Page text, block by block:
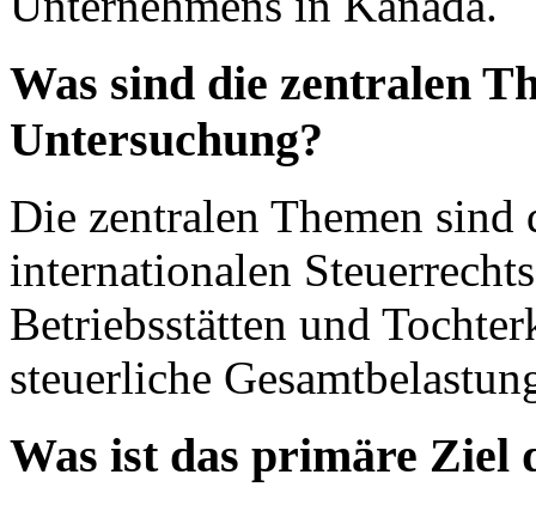
Was sind die zentralen
Untersuchung?
Die zentralen Themen sind
internationalen
Betriebsstätten und
steuerliche
Was ist das primäre Ziel